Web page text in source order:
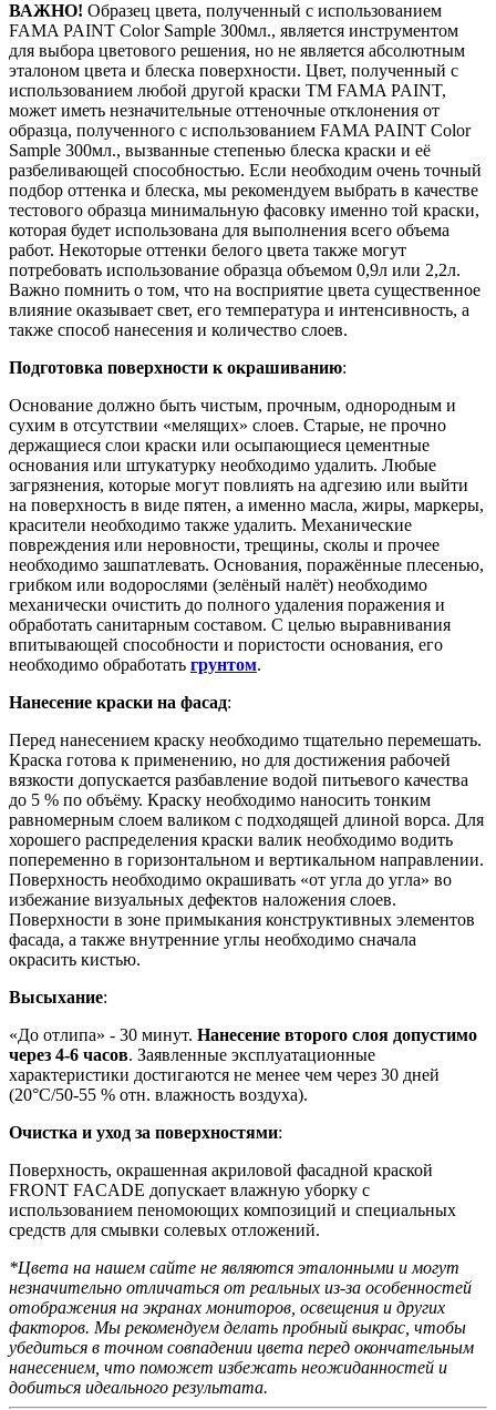
ВАЖНО! Образец цвета, полученный с использованием
FAMA PAINT Color Sample 300мл., является инструментом
для выбора цветового решения, но не является абсолютным
эталоном цвета и блеска поверхности. Цвет, полученный с
использованием любой другой краски ТМ FAMA PAINT,
может иметь незначительные оттеночные отклонения от
образца, полученного с использованием FAMA PAINT Color
Sample 300мл., вызванные степенью блеска краски и её
разбеливающей способностью. Если необходим очень точный
подбор оттенка и блеска, мы рекомендуем выбрать в качестве
тестового образца минимальную фасовку именно той краски,
которая будет использована для выполнения всего объема
работ. Некоторые оттенки белого цвета также могут
потребовать использование образца объемом 0,9л или 2,2л.
Важно помнить о том, что на восприятие цвета существенное
влияние оказывает свет, его температура и интенсивность, а
также способ нанесения и количество слоев.
Подготовка поверхности к окрашиванию:
Основание должно быть чистым, прочным, однородным и
сухим в отсутствии «мелящих» слоев. Старые, не прочно
держащиеся слои краски или осыпающиеся цементные
основания или штукатурку необходимо удалить. Любые
загрязнения, которые могут повлиять на адгезию или выйти
на поверхность в виде пятен, а именно масла, жиры, маркеры,
красители необходимо также удалить. Механические
повреждения или неровности, трещины, сколы и прочее
необходимо зашпатлевать. Основания, поражённые плесенью,
грибком или водорослями (зелёный налёт) необходимо
механически очистить до полного удаления поражения и
обработать санитарным составом. С целью выравнивания
впитывающей способности и пористости основания, его
необходимо обработать грунтом.
Нанесение краски на фасад:
Перед нанесением краску необходимо тщательно перемешать.
Краска готова к применению, но для достижения рабочей
вязкости допускается разбавление водой питьевого качества
до 5 % по объёму. Краску необходимо наносить тонким
равномерным слоем валиком с подходящей длиной ворса. Для
хорошего распределения краски валик необходимо водить
попеременно в горизонтальном и вертикальном направлении.
Поверхность необходимо окрашивать «от угла до угла» во
избежание визуальных дефектов наложения слоев.
Поверхности в зоне примыкания конструктивных элементов
фасада, а также внутренние углы необходимо сначала
окрасить кистью.
Высыхание:
«До отлипа» - 30 минут. Нанесение второго слоя допустимо
через 4-6 часов. Заявленные эксплуатационные
характеристики достигаются не менее чем через 30 дней
(20°C/50-55 % отн. влажность воздуха).
Очистка и уход за поверхностями:
Поверхность, окрашенная акриловой фасадной краской
FRONT FACADE допускает влажную уборку с
использованием пеномоющих композиций и специальных
средств для смывки солевых отложений.
*Цвета на нашем сайте не являются эталонными и могут
незначительно отличаться от реальных из-за особенностей
отображения на экранах мониторов, освещения и других
факторов. Мы рекомендуем делать пробный выкрас, чтобы
убедиться в точном совпадении цвета перед окончательным
нанесением, что поможет избежать неожиданностей и
добиться идеального результата.